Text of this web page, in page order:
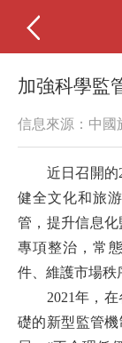
加強科學監
信息來源：中國
近日召開的
健全文化和旅
管，提升信息
專項整治，常
件、維護市場秩
2021年，在
礎的新型監管